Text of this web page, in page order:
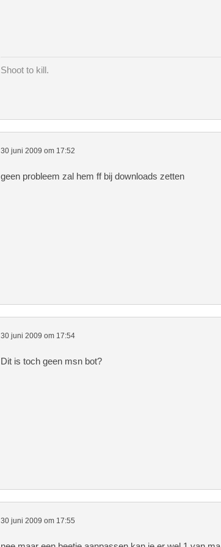
Shoot to kill.
30 juni 2009 om 17:52
geen probleem zal hem ff bij downloads zetten
30 juni 2009 om 17:54
Dit is toch geen msn bot?
30 juni 2009 om 17:55